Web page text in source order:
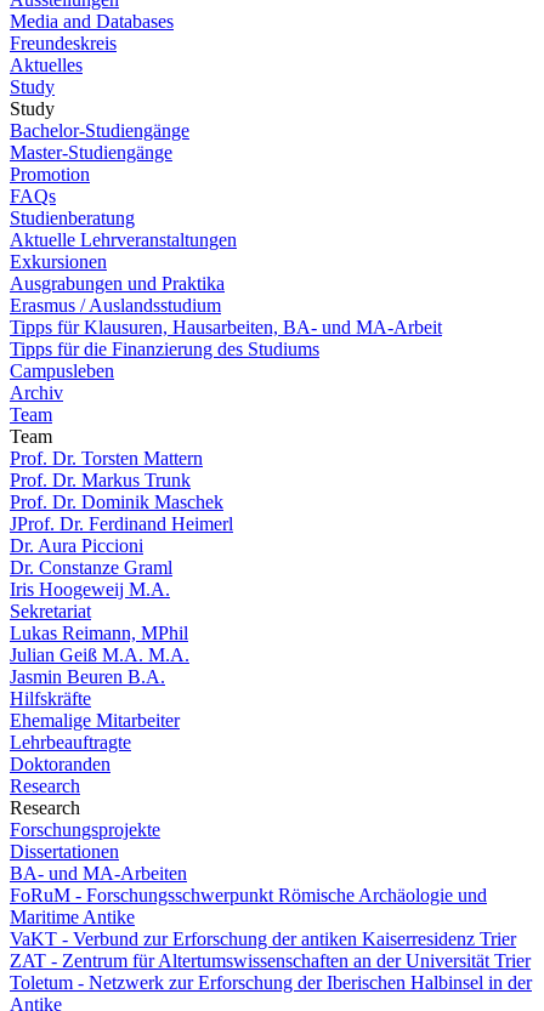
Media and Databases
Freundeskreis
Aktuelles
Study
Study
Bachelor-Studiengänge
Master-Studiengänge
Promotion
FAQs
Studienberatung
Aktuelle Lehrveranstaltungen
Exkursionen
Ausgrabungen und Praktika
Erasmus / Auslandsstudium
Tipps für Klausuren, Hausarbeiten, BA- und MA-Arbeit
Tipps für die Finanzierung des Studiums
Campusleben
Archiv
Team
Team
Prof. Dr. Torsten Mattern
Prof. Dr. Markus Trunk
Prof. Dr. Dominik Maschek
JProf. Dr. Ferdinand Heimerl
Dr. Aura Piccioni
Dr. Constanze Graml
Iris Hoogeweij M.A.
Sekretariat
Lukas Reimann, MPhil
Julian Geiß M.A. M.A.
Jasmin Beuren B.A.
Hilfskräfte
Ehemalige Mitarbeiter
Lehrbeauftragte
Doktoranden
Research
Research
Forschungsprojekte
Dissertationen
BA- und MA-Arbeiten
FoRuM - Forschungsschwerpunkt Römische Archäologie und
Maritime Antike
VaKT - Verbund zur Erforschung der antiken Kaiserresidenz Trier
ZAT - Zentrum für Altertumswissenschaften an der Universität Trier
Toletum - Netzwerk zur Erforschung der Iberischen Halbinsel in der
Antike